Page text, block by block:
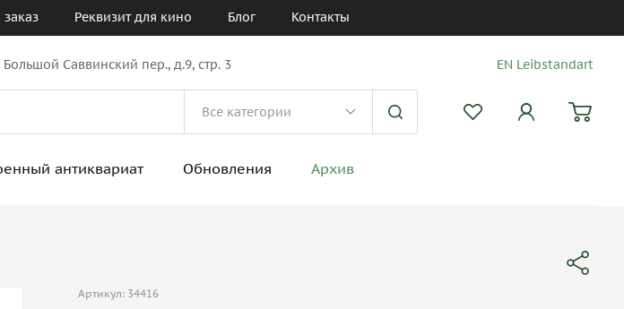
Реквизит для кино Блог Контакты
Саввинский пер., д.9, стр. 3 EN Leibstandart
антиквариат Обновления Архив
Артикул: 34416